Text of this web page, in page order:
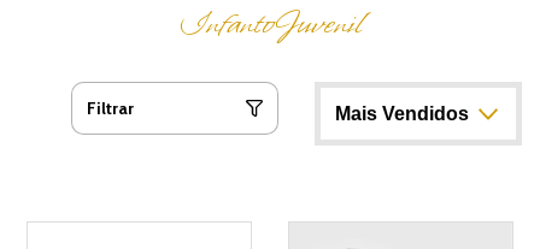
InfantoJuvenil
Filtrar